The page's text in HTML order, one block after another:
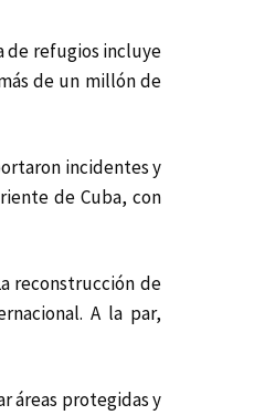
de refugios incluye
de un millón de
incidentes y
de Cuba, con
reconstrucción de
A la par,
áreas protegidas y